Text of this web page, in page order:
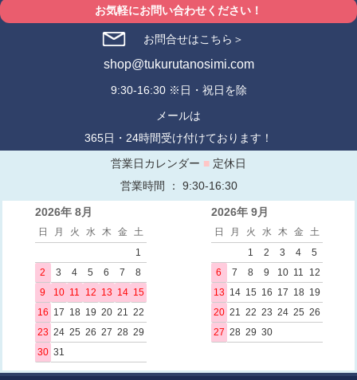
お気軽にお問い合わせください！
お問合せはこちら＞
shop@tukurutanosimi.com
9:30-16:30 ※日・祝日を除
メールは
365日・24時間受け付けております！
営業日カレンダー ■ 定休日
営業時間 ： 9:30-16:30
2026年 8月
日 月 火 水 木 金
土
1
2
3 4 5 6 7
8
9
10 11 12 13 14 15
16 17 18 19 20 21
22
23 24 25 26 27 28 29
30 31
2026年 9月
日 月 火 水 木 金
土
1
2 3 4
5
6
7 8 9 10 11
12
13 14 15 16 17 18 19
20 21 22 23 24 25 26
27 28 29 30